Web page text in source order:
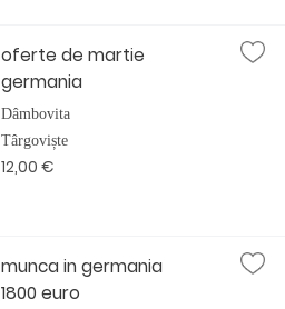
oferte de martie
germania
Dâmbovita
Târgoviște
12,00 €
munca in germania
1800 euro